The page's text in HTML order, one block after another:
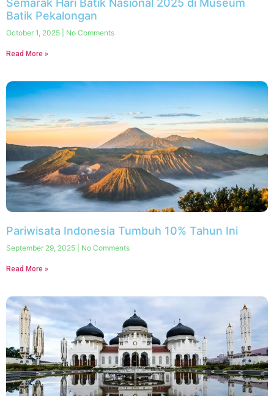
Semarak Hari Batik Nasional 2025 di Museum
Batik Pekalongan
October 1, 2025 No Comments
Read More »
Pariwisata Indonesia Tumbuh 10% Tahun Ini
September 29, 2025 No Comments
Read More »